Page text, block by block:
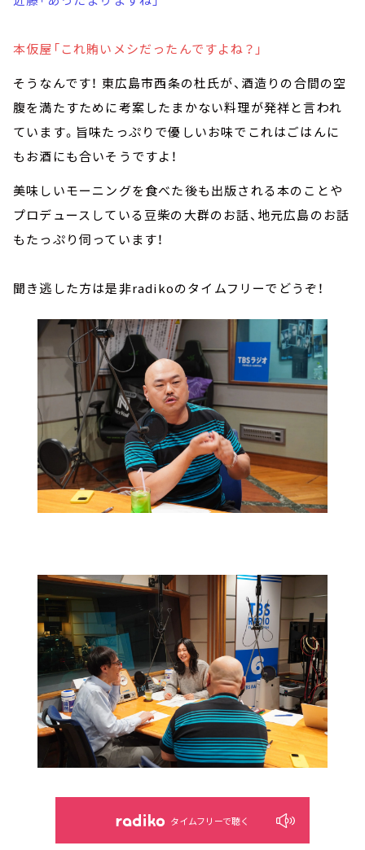
本仮屋「これ賄いメシだったんですよね？」
そうなんです！ 東広島市西条の杜氏が、酒造りの合間の空
腹を満たすために考案したまかない料理が発祥と言われ
ています。旨味たっぷりで優しいお味でこれはごはんに
もお酒にも合いそうですよ！
美味しいモーニングを食べた後も出版される本のことや
プロデュースしている豆柴の大群のお話、地元広島のお話
もたっぷり伺っています！
聞き逃した方は是非radikoのタイムフリーでどうぞ！
タイムフリーで聴く